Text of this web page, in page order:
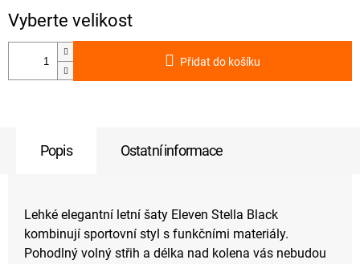
Přidat do košíku
Popis Ostatní informace
Lehké elegantní letní šaty Eleven Stella Black
kombinují sportovní styl s funkčními materiály.
Pohodlný volný střih a délka nad kolena vás nebudou